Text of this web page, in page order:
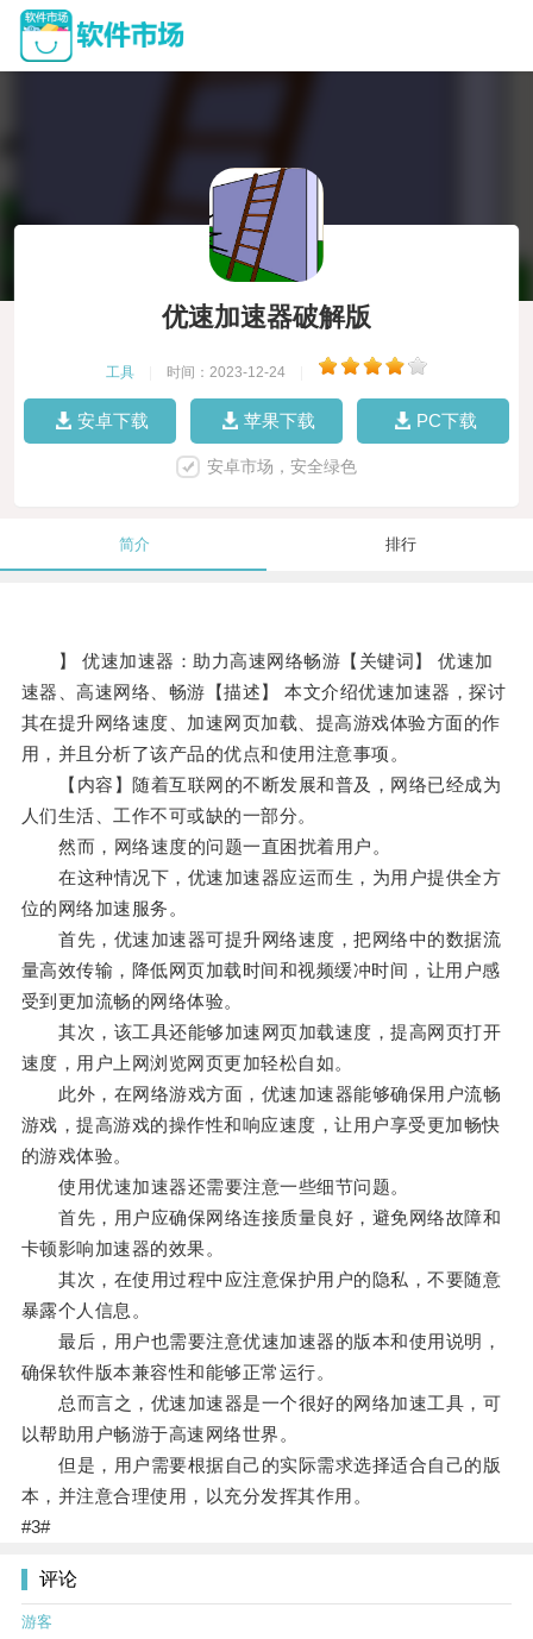
优速加速器破解版
工具 时间：2023-12-24
安卓下载 苹果下载 PC下载
安卓市场，安全绿色
简介 排行
】 优速加速器：助力高速网络畅游【关键词】 优速加
速器、高速网络、畅游【描述】 本文介绍优速加速器，探讨
其在提升网络速度、加速网页加载、提高游戏体验方面的作
用，并且分析了该产品的优点和使用注意事项。
【内容】随着互联网的不断发展和普及，网络已经成为
人们生活、工作不可或缺的一部分。
然而，网络速度的问题一直困扰着用户。
在这种情况下，优速加速器应运而生，为用户提供全方
位的网络加速服务。
首先，优速加速器可提升网络速度，把网络中的数据流
量高效传输，降低网页加载时间和视频缓冲时间，让用户感
受到更加流畅的网络体验。
其次，该工具还能够加速网页加载速度，提高网页打开
速度，用户上网浏览网页更加轻松自如。
此外，在网络游戏方面，优速加速器能够确保用户流畅
游戏，提高游戏的操作性和响应速度，让用户享受更加畅快
的游戏体验。
使用优速加速器还需要注意一些细节问题。
首先，用户应确保网络连接质量良好，避免网络故障和
卡顿影响加速器的效果。
其次，在使用过程中应注意保护用户的隐私，不要随意
暴露个人信息。
最后，用户也需要注意优速加速器的版本和使用说明，
确保软件版本兼容性和能够正常运行。
总而言之，优速加速器是一个很好的网络加速工具，可
以帮助用户畅游于高速网络世界。
但是，用户需要根据自己的实际需求选择适合自己的版
本，并注意合理使用，以充分发挥其作用。
#3#
评论
游客